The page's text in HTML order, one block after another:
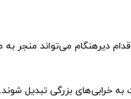
دیرهنگام می‌تواند منجر
بزرگی تبدیل